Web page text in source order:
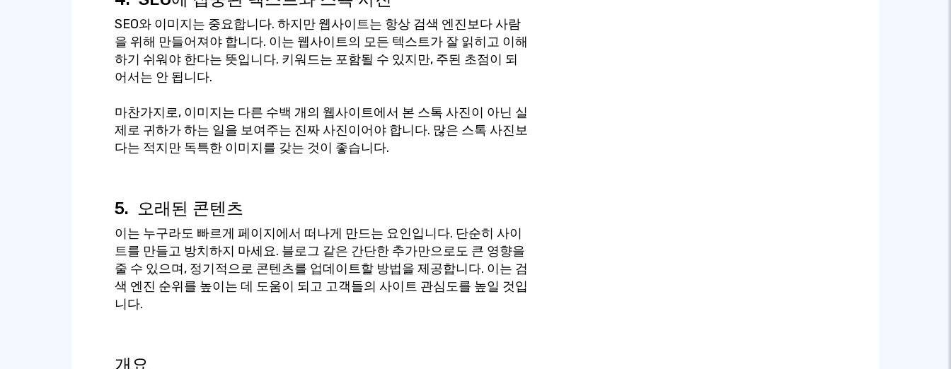
SEO와 이미지는 중요합니다. 하지만 웹사이트는 항상 검색 엔진보다 사람
을 위해 만들어져야 합니다. 이는 웹사이트의 모든 텍스트가 잘 읽히고 이해
하기 쉬워야 한다는 뜻입니다. 키워드는 포함될 수 있지만, 주된 초점이 되
어서는 안 됩니다.
마찬가지로, 이미지는 다른 수백 개의 웹사이트에서 본 스톡 사진이 아닌 실
제로 귀하가 하는 일을 보여주는 진짜 사진이어야 합니다. 많은 스톡 사진보
다는 적지만 독특한 이미지를 갖는 것이 좋습니다.
5. 오래된 콘텐츠
이는 누구라도 빠르게 페이지에서 떠나게 만드는 요인입니다. 단순히 사이
트를 만들고 방치하지 마세요. 블로그 같은 간단한 추가만으로도 큰 영향을
줄 수 있으며, 정기적으로 콘텐츠를 업데이트할 방법을 제공합니다. 이는 검
색 엔진 순위를 높이는 데 도움이 되고 고객들의 사이트 관심도를 높일 것입
니다.
개요